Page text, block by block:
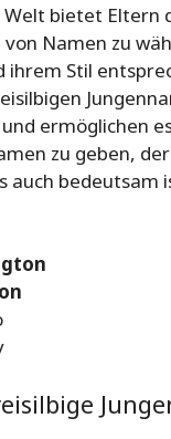
bietet Eltern
von Namen zu
ihrem Stil
ermöglichen
zu geben,
auch bedeutsam